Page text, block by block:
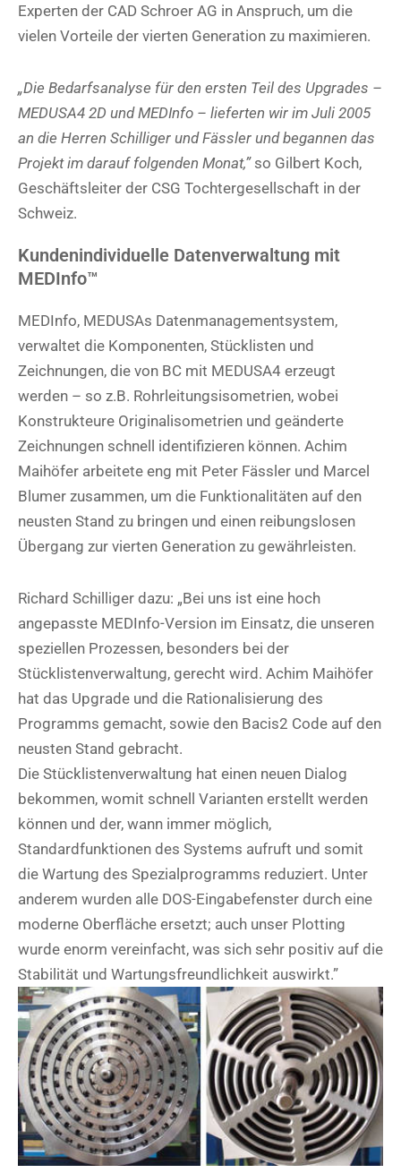
Experten der CAD Schroer AG in Anspruch, um die
vielen Vorteile der vierten Generation zu maximieren.
„Die Bedarfsanalyse für den ersten Teil des Upgrades –
MEDUSA4 2D und MEDInfo – lieferten wir im Juli 2005
an die Herren Schilliger und Fässler und begannen das
Projekt im darauf folgenden Monat,”so Gilbert Koch,
Geschäftsleiter der CSG Tochtergesellschaft in der
Schweiz.
Kundenindividuelle Datenverwaltung mit
MEDInfo™
MEDInfo, MEDUSAs Datenmanagementsystem,
verwaltet die Komponenten, Stücklisten und
Zeichnungen, die von BC mit MEDUSA4 erzeugt
werden – so z.B. Rohrleitungsisometrien, wobei
Konstrukteure Originalisometrien und geänderte
Zeichnungen schnell identifizieren können. Achim
Maihöfer arbeitete eng mit Peter Fässler und Marcel
Blumer zusammen, um die Funktionalitäten auf den
neusten Stand zu bringen und einen reibungslosen
Übergang zur vierten Generation zu gewährleisten.
Richard Schilliger dazu: „Bei uns ist eine hoch
angepasste MEDInfo-Version im Einsatz, die unseren
speziellen Prozessen, besonders bei der
Stücklistenverwaltung, gerecht wird. Achim Maihöfer
hat das Upgrade und die Rationalisierung des
Programms gemacht, sowie den Bacis2 Code auf den
neusten Stand gebracht.
Die Stücklistenverwaltung hat einen neuen Dialog
bekommen, womit schnell Varianten erstellt werden
können und der, wann immer möglich,
Standardfunktionen des Systems aufruft und somit
die Wartung des Spezialprogramms reduziert. Unter
anderem wurden alle DOS-Eingabefenster durch eine
moderne Oberfläche ersetzt; auch unser Plotting
wurde enorm vereinfacht, was sich sehr positiv auf die
Stabilität und Wartungsfreundlichkeit auswirkt.”